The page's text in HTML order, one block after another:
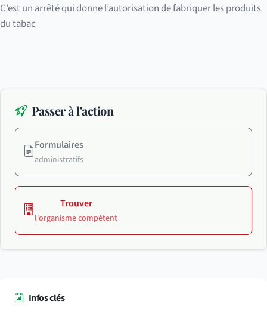
C’est un arrêté qui donne l’autorisation de fabriquer les produits
du tabac
Passer à l'action
Formulaires
administratifs
Trouver
l'organisme compétent
Infos clés